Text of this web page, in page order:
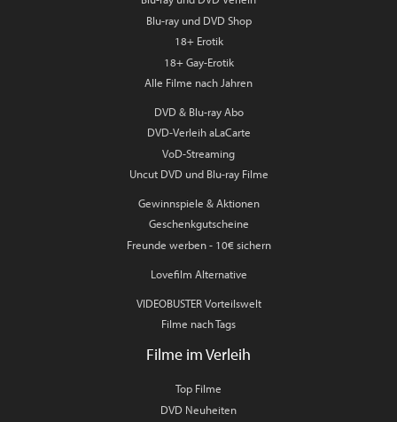
Blu-ray und DVD Shop
18+ Erotik
18+ Gay-Erotik
Alle Filme nach Jahren
DVD & Blu-ray Abo
DVD-Verleih aLaCarte
VoD-Streaming
Uncut DVD und Blu-ray Filme
Gewinnspiele & Aktionen
Geschenkgutscheine
Freunde werben - 10€ sichern
Lovefilm Alternative
VIDEOBUSTER Vorteilswelt
Filme nach Tags
Filme im Verleih
Top Filme
DVD Neuheiten